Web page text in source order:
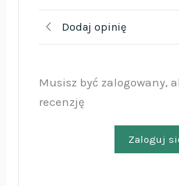
Dodaj opinię
Musisz być zalogowany,
recenzję
Zaloguj